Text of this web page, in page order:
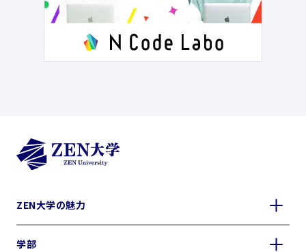
ZEN大学の魅力
学部